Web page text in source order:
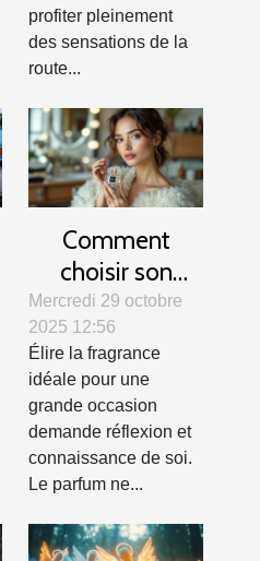
profiter pleinement
des sensations de la
route...
Comment
choisir son
parfum pour les
grandes
occasions ?
Mercredi 29 octobre
2025 12:56
Élire la fragrance
idéale pour une
grande occasion
demande réflexion et
connaissance de soi.
Le parfum ne...